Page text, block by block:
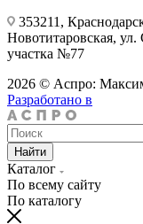
353211,
Новотитаровская, ул.
участка №77
2026 © Аспро:
Разработано в
Найти
Каталог
По всему сайту
По каталогу